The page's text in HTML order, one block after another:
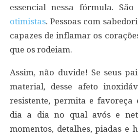
essencial nessa fórmula.
otimistas. Pessoas com
capazes de inflamar os
que os rodeiam.
Assim, não duvide! Se seus
material, desse afeto
resistente, permita e favoreça
dia a dia no qual avós e
momentos, detalhes, piadas e